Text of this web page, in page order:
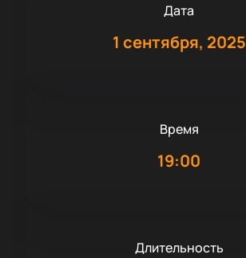
Дата
1 сентября, 2025
Время
19:00
Длительность